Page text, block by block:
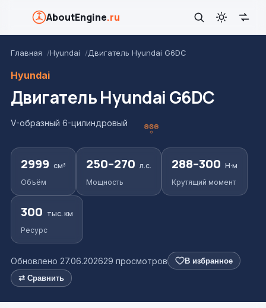
AboutEngine.ru
Главная Hyundai Двигатель Hyundai G6DC
Hyundai
Двигатель Hyundai G6DC
V-образный 6-цилиндровый
2999 см³
Объём
250–270 л.с.
Мощность
288–300 Н·м
Крутящий момент
300 тыс. км
Ресурс
Обновлено 27.06.202629 просмотров
В избранное
⇄ Сравнить